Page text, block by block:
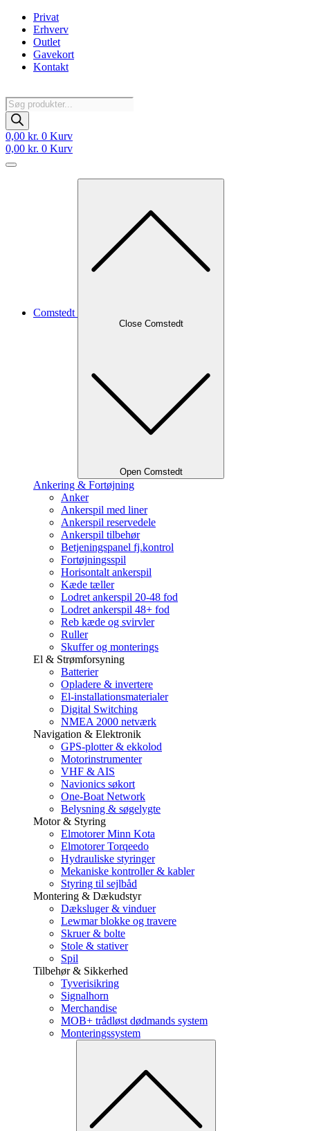
Videre
indhold
Privat
Erhverv
Outlet
Gavekort
Kontakt
Products
search
0,00 kr. 0 Kurv
0,00 kr. 0 Kurv
Comstedt
Close Comstedt
Open Comstedt
Ankering & Fortøjning
Anker
Ankerspil med liner
Ankerspil reservedele
Ankerspil tilbehør
Betjeningspanel fj.kontrol
Fortøjningsspil
Horisontalt ankerspil
Kæde tæller
Lodret ankerspil 20-48 fod
Lodret ankerspil 48+ fod
Reb kæde og svirvler
Ruller
Skuffer og monterings
El & Strømforsyning
Batterier
Opladere & invertere
El-installationsmaterialer
Digital Switching
NMEA 2000 netværk
Navigation & Elektronik
GPS-plotter & ekkolod
Motorinstrumenter
VHF & AIS
Navionics søkort
One-Boat Network
Belysning & søgelygte
Motor & Styring
Elmotorer Minn Kota
Elmotorer Torqeedo
Hydrauliske styringer
Mekaniske kontroller & kabler
Styring til sejlbåd
Montering & Dækudstyr
Dæksluger & vinduer
Lewmar blokke og travere
Skruer & bolte
Stole & stativer
Spil
Tilbehør & Sikkerhed
Tyverisikring
Signalhorn
Merchandise
MOB+ trådløst dødmands system
Monteringssystem